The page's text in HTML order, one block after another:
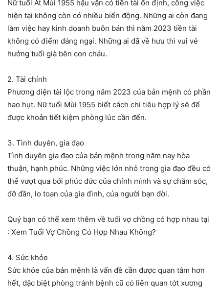
Nữ tuổi Ất Mùi 1955 hậu vận có tiền tài ổn định, công việc
hiện tại không còn có nhiều biến động. Những ai còn đang
làm việc hay kinh doanh buôn bán thì năm 2023 tiền tài
không có điểm đáng ngại. Những ai đã về hưu thì vui vẻ
hưởng tuổi già bên con cháu.
2. Tài chính
Phương diện tài lộc trong năm 2023 của bản mệnh có phần
hao hụt. Nữ tuổi Mùi 1955 biết cách chi tiêu hợp lý sẽ để
được khoản tiết kiệm phòng lúc cần đến.
3. Tình duyên, gia đạo
Tình duyên gia đạo của bản mệnh trong năm nay hòa
thuận, hạnh phúc. Những việc lớn nhỏ trong gia đạo đều có
thể vượt qua bởi phúc đức của chính mình và sự chăm sóc,
đỡ đần, lo toan của gia đình, của người bạn đời.
Quý bạn có thể xem thêm về tuổi vợ chồng có hợp nhau tại
: Xem Tuổi Vợ Chồng Có Hợp Nhau Không?
4. Sức khỏe
Sức khỏe của bản mệnh là vấn đề cần được quan tâm hơn
hết, đặc biệt phòng tránh bệnh cũ có liên quan tớt xương